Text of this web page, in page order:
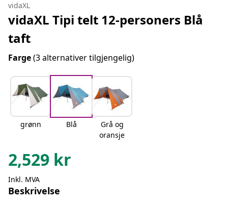
vidaXL
vidaXL Tipi telt 12-personers Blå
taft
Farge(3 alternativer tilgjengelig)
grønn Blå
Grå og
oransje
2,529 kr
Inkl. MVA
Beskrivelse